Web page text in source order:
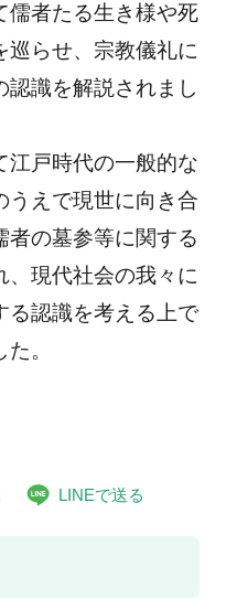
儒者たる生き様や死
巡らせ、宗教儀礼に
認識を解説されまし
江戸時代の一般的な
うえで現世に向き合
者の墓参等に関する
、現代社会の我々に
る認識を考える上で
。
LINEで送る